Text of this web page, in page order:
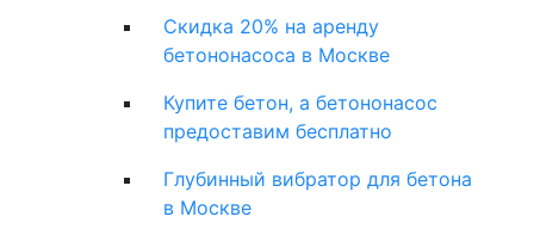
Скидка 20% на аренду
бетононасоса в Москве
Купите бетон, а бетононасос
предоставим бесплатно
Глубинный вибратор для бетона
в Москве